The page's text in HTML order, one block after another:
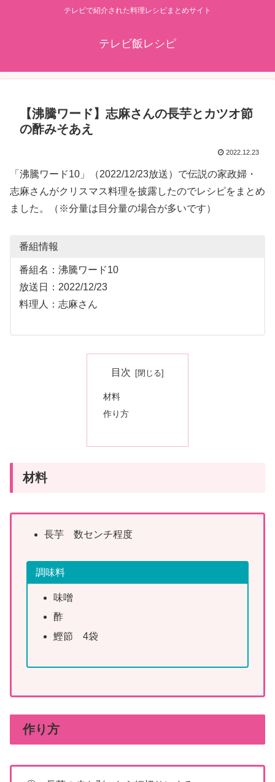
テレビで紹介された料理レシピまとめサイト
テレビ飯レシピ
【沸騰ワード】志麻さんの長芋とカツオ節
の酢みそあえ
2022.12.23
「沸騰ワード10」（2022/12/23放送）で伝説の家政婦・
志麻さんがクリスマス料理を披露したのでレシピをまとめ
ました。（※分量は目分量の場合が多いです）
番組情報
番組名：沸騰ワード10
放送日：2022/12/23
料理人：志麻さん
目次
材料
作り方
材料
長芋 数センチ程度
調味料
味噌
酢
鰹節 4袋
作り方